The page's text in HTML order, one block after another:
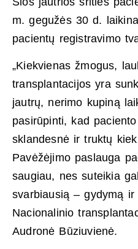
m. gegužės 30 d.
pacientų registravimo
„Kiekvienas žmogus,
transplantacijos yra
jautrų, nerimo kupiną
pasirūpinti, kad
sklandesnė ir truktų
Pavėžėjimo paslauga
saugiau, nes suteikia
svarbiausią – gydymą
Nacionalinio
Audronė Būziuvienė.